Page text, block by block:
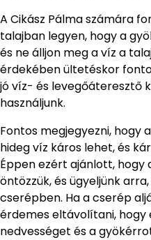
A Cikász Pálma számára
talajban legyen, hogy a
és ne álljon meg a víz a
érdekében ültetéskor
jó víz- és levegőáteresztő
használjunk.
Fontos megjegyezni, hogy
hideg víz káros lehet, és
Éppen ezért ajánlott, hogy
öntözzük, és ügyeljünk
cserépben. Ha a cserép
érdemes eltávolítani, hogy
nedvességet és a